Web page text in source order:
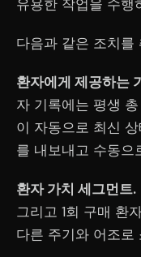
유용한 작업을 수행
다음과 같은 조치를
환자에게 제공하는
자 기록에는 평생
이 자동으로 최신
를 내보내고 수동으
환자 가치 세그먼트.
그리고 1회 구매 환
다른 주기와 어조로